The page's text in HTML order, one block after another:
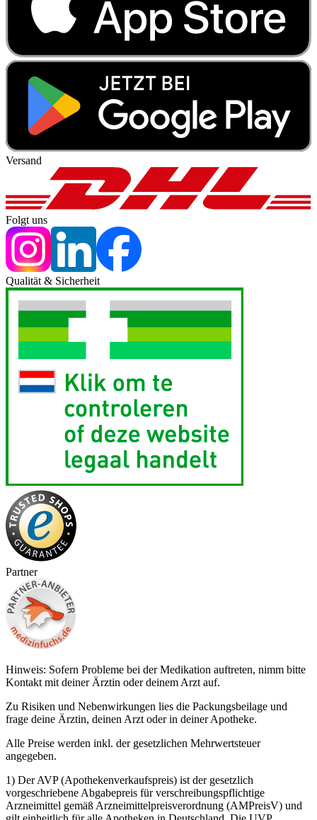
Versand
Folgt uns
Qualität & Sicherheit
Partner
Hinweis: Sofern Probleme bei der Medikation auftreten, nimm bitte
Kontakt mit deiner Ärztin oder deinem Arzt auf.
Zu Risiken und Nebenwirkungen lies die Packungsbeilage und
frage deine Ärztin, deinen Arzt oder in deiner Apotheke.
Alle Preise werden inkl. der gesetzlichen Mehrwertsteuer
angegeben.
1) Der AVP (Apothekenverkaufspreis) ist der gesetzlich
vorgeschriebene Abgabepreis für verschreibungspflichtige
Arzneimittel gemäß Arzneimittelpreisverordnung (AMPreisV) und